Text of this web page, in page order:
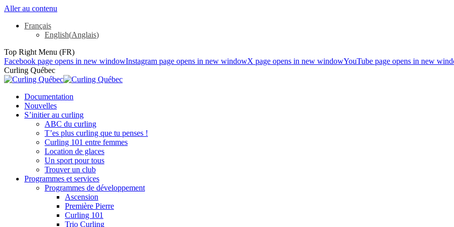
Aller au contenu
Français
English(Anglais)
Top Right Menu (FR)
Facebook page opens in new windowInstagram page opens in new windowX page opens in new windowYouTube page opens in new
Curling Québec
Documentation
Nouvelles
S’initier au curling
ABC du curling
T’es plus curling que tu penses !
Curling 101 entre femmes
Location de glaces
Un sport pour tous
Trouver un club
Programmes et services
Programmes de développement
Ascension
Première Pierre
Curling 101
Trio Curling